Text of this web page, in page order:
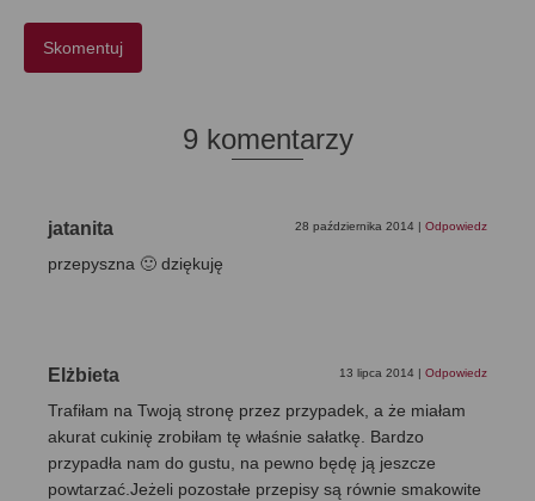
9 komentarzy
jatanita 28 października 2014 Odpowiedz
przepyszna 🙂 dziękuję
Elżbieta 13 lipca 2014 Odpowiedz
Trafiłam na Twoją stronę przez przypadek, a że miałam
akurat cukinię zrobiłam tę właśnie sałatkę. Bardzo
przypadła nam do gustu, na pewno będę ją jeszcze
powtarzać.Jeżeli pozostałe przepisy są równie smakowite